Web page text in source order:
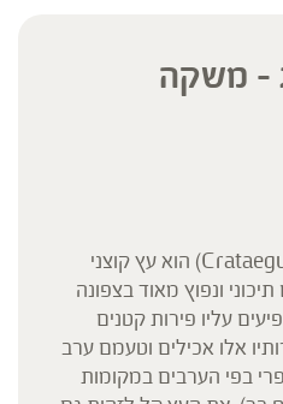
– משקה
העוזרר הקוצני (Crataegus aronia) הוא עץ קוצני
ונפוץ מאוד בצפונה
עליו פירות קטנים
אלו אכילים וטעמם ערב
בפי הערבים במקומות